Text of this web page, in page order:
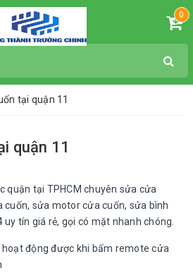
0
tại quận 11
quận 11
quận tại TPHCM chuyên sửa cửa
cuốn, sửa motor cửa cuốn, sửa bình
tín giá rẻ, gọi có mặt nhanh chóng.
động được khi bấm remote cửa